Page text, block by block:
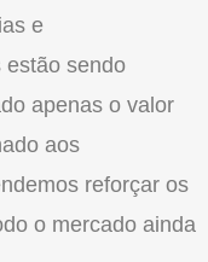
e
estão sendo
apenas o valor
aos
reforçar os
o mercado ainda